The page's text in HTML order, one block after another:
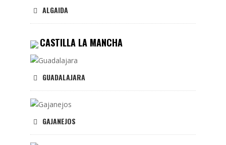
ALGAIDA
CASTILLA LA MANCHA
GUADALAJARA
GAJANEJOS